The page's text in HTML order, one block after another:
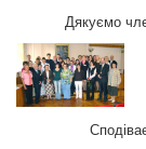
Дякуємо